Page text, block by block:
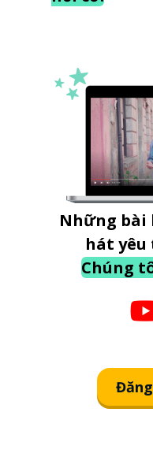
Những bài
hát yêu
Chúng